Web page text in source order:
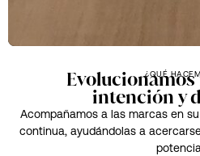
¿QUÉ
intención y
Acompañamos a las marcas en
continua, ayudándolas a